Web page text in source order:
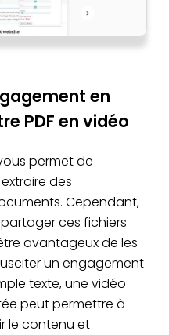
en
PDF en vidéo
permet de
des
Cependant,
ces fichiers
avantageux de les
un engagement
texte, une vidéo
peut permettre à
le contenu et